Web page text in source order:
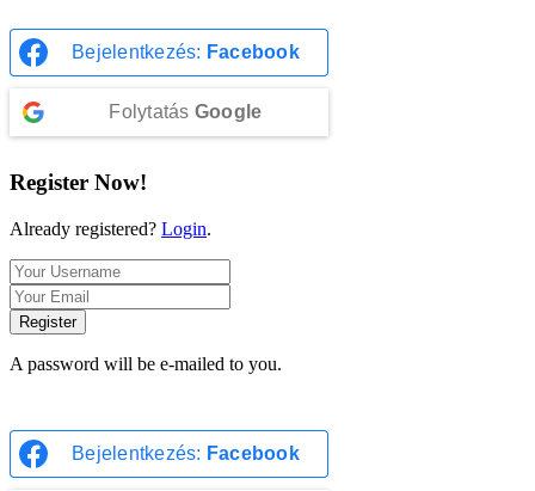
Bejelentkezés: Facebook
Folytatás Google
Register Now!
Already registered? Login.
Register
A password will be e-mailed to you.
Bejelentkezés: Facebook